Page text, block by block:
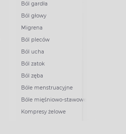
Ból gardła
Ból głowy
Migrena
Ból pleców
Ból ucha
Ból zatok
Ból zęba
Bóle menstruacyjne
Bóle mięśniowo-stawowe
Kompresy żelowe